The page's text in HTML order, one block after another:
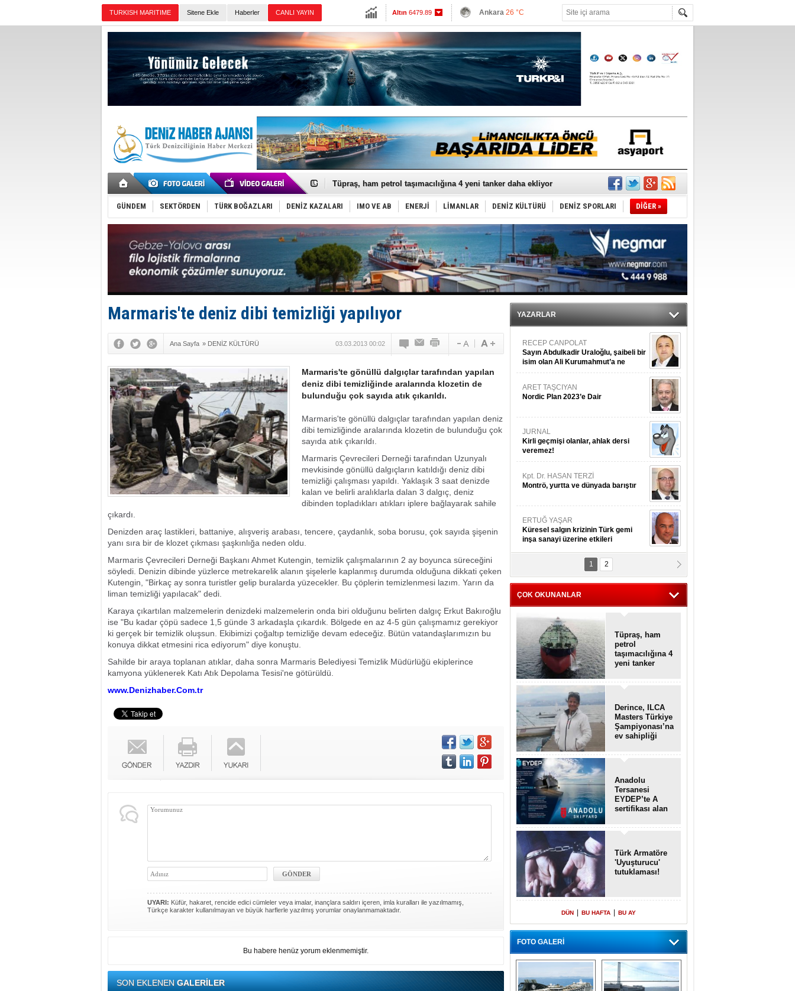
TURKISH MARITIME Sitene Ekle Haberler CANLI YAYIN
Altın 6479.89
Euro54.9457
Ankara 26 °C
Antalya27 °C
Muğla 26 °C
Çanakkale 27 °C
Anadolu Tersanesi EYDEP’te A sertifikası alan ilk tersane oldu
Derince, ILCA Masters Türkiye Şampiyonası’na ev sahipliği yapacak
İTU AUV, Dünya’da 2. oldu!
LNG taşımacılığında maliyetler katlandı
PROYAD, yat mürettebatı için yurt dışı harcı için düzenleme istiyor
Türkiye-Irak enerji hattında yeni dönem başlıyor
Türk Armatöre 'Uyuşturucu' tutuklaması!
Deniz turizminde yeni ‘Ceza Rejimi’!
DÖDER, 28. Dönem Yönetim Kurulu Başkanını seçti!
Fairline, Türkiye’de ‘SoleMarin’i seçti
Baltık Denizi'nde tarih yazıldı!
Runit kubbesi okyanusun derinliklerinde halkı tehdit ediyor
Limana dadandılar, 10 tekneyi soydular!
GÜNDEM SEKTÖRDEN TÜRK BOĞAZLARI DENİZ KAZALARI IMO VE AB ENERJİ LİMANLAR DENİZ KÜLTÜRÜ DENİZ SPORLARI DİĞER »
Marmaris'te deniz dibi temizliği yapılıyor
Ana Sayfa » DENİZ KÜLTÜRÜ 03.03.2013 00:02
Marmaris'te gönüllü dalgıçlar tarafından yapılan
deniz dibi temizliğinde aralarında klozetin de
bulunduğu çok sayıda atık çıkarıldı.
Marmaris'te gönüllü dalgıçlar tarafından yapılan deniz
dibi temizliğinde aralarında klozetin de bulunduğu çok
sayıda atık çıkarıldı.
Marmaris Çevrecileri Derneği tarafından Uzunyalı
mevkisinde gönüllü dalgıçların katıldığı deniz dibi
temizliği çalışması yapıldı. Yaklaşık 3 saat denizde
kalan ve belirli aralıklarla dalan 3 dalgıç, deniz
dibinden topladıkları atıkları iplere bağlayarak sahile
çıkardı.
Denizden araç lastikleri, battaniye, alışveriş arabası, tencere, çaydanlık, soba borusu, çok sayıda şişenin
yanı sıra bir de klozet çıkması şaşkınlığa neden oldu.
Marmaris Çevrecileri Derneği Başkanı Ahmet Kutengin, temizlik çalışmalarının 2 ay boyunca süreceğini
söyledi. Denizin dibinde yüzlerce metrekarelik alanın şişelerle kaplanmış durumda olduğuna dikkati çeken
Kutengin, "Birkaç ay sonra turistler gelip buralarda yüzecekler. Bu çöplerin temizlenmesi lazım. Yarın da
liman temizliği yapılacak" dedi.
Karaya çıkartılan malzemelerin denizdeki malzemelerin onda biri olduğunu belirten dalgıç Erkut Bakıroğlu
ise "Bu kadar çöpü sadece 1,5 günde 3 arkadaşla çıkardık. Bölgede en az 4-5 gün çalışmamız gerekiyor
ki gerçek bir temizlik oluşsun. Ekibimizi çoğaltıp temizliğe devam edeceğiz. Bütün vatandaşlarımızın bu
konuya dikkat etmesini rica ediyorum" diye konuştu.
Sahilde bir araya toplanan atıklar, daha sonra Marmaris Belediyesi Temizlik Müdürlüğü ekiplerince
kamyona yüklenerek Katı Atık Depolama Tesisi'ne götürüldü.
www.Denizhaber.Com.tr
UYARI: Küfür, hakaret, rencide edici cümleler veya imalar, inançlara saldırı içeren, imla kuralları ile yazılmamış,
Türkçe karakter kullanılmayan ve büyük harflerle yazılmış yorumlar onaylanmamaktadır.
Bu habere henüz yorum eklenmemiştir.
SON EKLENENGALERİLER
YAZARLAR
RECEP CANPOLAT
Sayın Abdulkadir Uraloğlu, şaibeli bir
isim olan Ali Kurumahmut’a ne
danışıyorsunuz?
ARET TAŞCIYAN
Nordic Plan 2023’e Dair
JURNAL
Kirli geçmişi olanlar, ahlak dersi
veremez!
Kpt. Dr. HASAN TERZİ
Montrö, yurtta ve dünyada barıştır
ERTUĞ YAŞAR
Küresel salgın krizinin Türk gemi
inşa sanayi üzerine etkileri
Kpt. MESUT AZMİ GÖKSOY
ithafen...
1 2
ÇOK OKUNANLAR
Tüpraş, ham
petrol
taşımacılığına 4
yeni tanker
Derince, ILCA
Masters Türkiye
Şampiyonası’na
ev sahipliği
Anadolu
Tersanesi
EYDEP’te A
sertifikası alan
Türk Armatöre
'Uyuşturucu'
tutuklaması!
DÜN BU HAFTA BU AY
FOTO GALERİ